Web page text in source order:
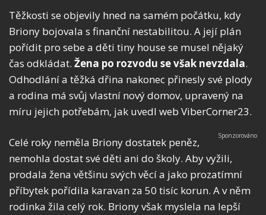
Těžkosti se objevily hned na samém počátku, kdy
Briony bojovala s finanční nestabilitou. A její plán
pořídit pro sebe a děti tiny house se musel nějaký
čas odkládat. Žena po rozvodu se však nevzdala.
Odhodlání a těžká dřina nakonec přinesly své plody
a rodina má svůj vlastní nový domov, upravený na
míru jejich potřebám, jak uvedl web ViberCorner23.
Celé roky neměla Briony dostatek peněz,
nemohla dostat své děti ani do školy. Aby vyžili,
prodala žena většinu svých věcí a jako prozatímní
příbytek pořídila karavan za 50 tisíc korun. A v něm
rodinka žila celý rok. Briony však myslela na lepší